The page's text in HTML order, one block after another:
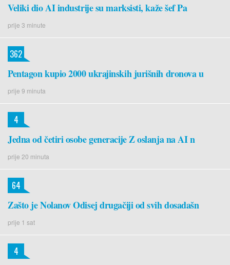
Veliki dio AI industrije su marksisti, kaže šef Pa
prije 3 minute
Pentagon kupio 2000 ukrajinskih jurišnih dronova u
prije 9 minuta
362
Jedna od četiri osobe generacije Z oslanja na AI n
prije 20 minuta
4
Zašto je Nolanov Odisej drugačiji od svih dosadašn
prije 1 sat
64
4